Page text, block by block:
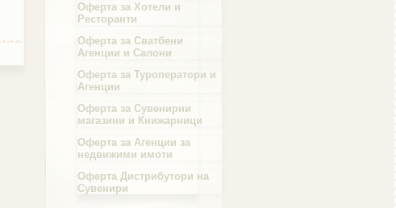
Оферта за Хотели и
Ресторанти
Оферта за Сватбени
Агенции и Салони
Оферта за Туроператори и
Агенции
Оферта за Сувенирни
магазини и Книжарници
Оферта за Агенции за
недвижими имоти
Оферта Дистрибутори на
Сувенири